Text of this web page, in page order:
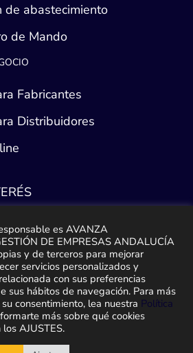
de abastecimiento
de Mando
Fabricantes
Distribuidores
Sage
Sage
de datos
es AVANZA
DE EMPRESAS ANDALUCÍA
y de terceros para mejorar
servicios personalizados y
con sus preferencias
sus hábitos de navegación. Para más
consentimiento, lea nuestra Política
más sobre qué cookies
AJUSTES.